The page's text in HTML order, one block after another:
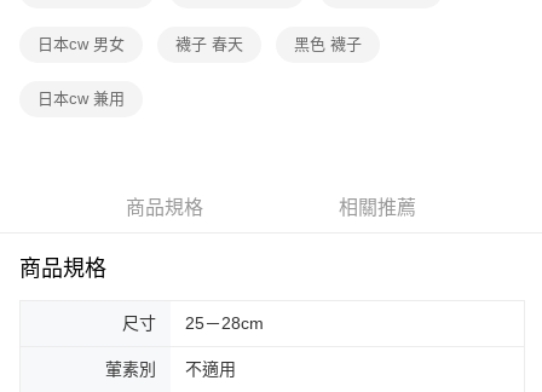
日本cw 男女 襪子 春天 黑色 襪子
日本cw 兼用
商品規格 相關推薦
商品規格
尺寸 25－28cm
葷素別 不適用